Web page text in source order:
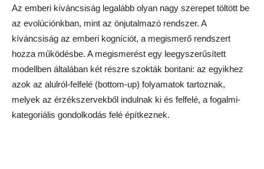
Az emberi kíváncsiság legalább olyan nagy szerepet töltött be
az evolúciónkban, mint az önjutalmazó rendszer. A
kíváncsiság az emberi kogníciót, a megismerő rendszert
hozza működésbe. A megismerést egy leegyszerűsített
modellben általában két részre szokták bontani: az egyikhez
azok az alulról-felfelé (bottom-up) folyamatok tartoznak,
melyek az érzékszervekből indulnak ki és felfelé, a fogalmi-
kategoriális gondolkodás felé építkeznek.